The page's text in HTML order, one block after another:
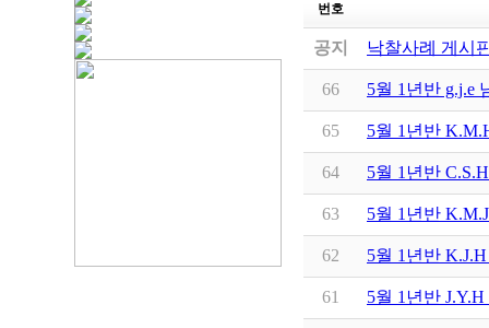
번호
공지 낙찰사례 게시
66 5월 1년반 g.j.e
65 5월 1년반
64 5월 1년반
63 5월 1년반
62 5월 1년반
61 5월 1년반